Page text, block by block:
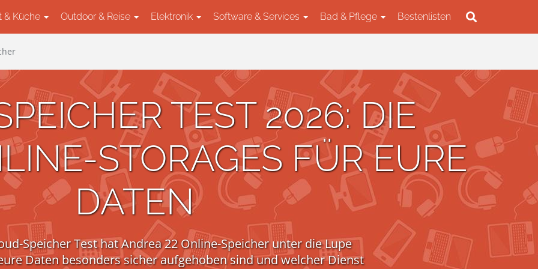
& Küche Outdoor & Reise Elektronik Software & Services Bad & Pflege Bestenlisten
TEST 2026: DIE
STORAGES FÜR EURE
DATEN
Speicher Test hat Andrea 22 Online-Speicher unter die Lupe
Daten besonders sicher aufgehoben sind und welcher Dienst